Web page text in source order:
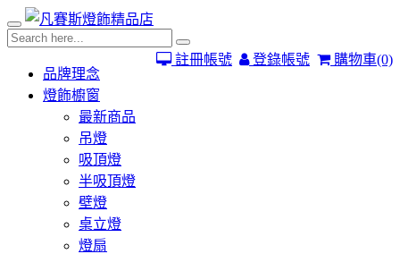
購物車(0)
登錄帳號
註冊帳號
品牌理念
燈飾櫥窗
最新商品
吊燈
吸頂燈
半吸頂燈
壁燈
桌立燈
燈扇